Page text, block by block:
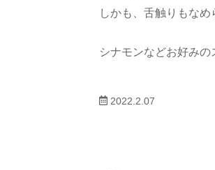
しかも、舌触りもなめ
シナモンなどお好み
2022.2.07